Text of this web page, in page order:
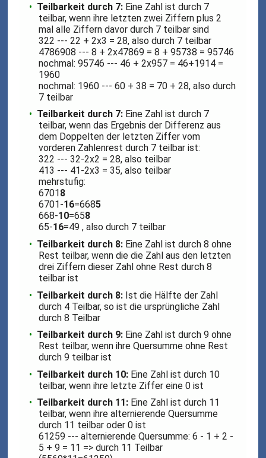
Teilbarkeit durch 7: Eine Zahl ist durch 7
teilbar, wenn ihre letzten zwei Ziffern plus 2
mal alle Ziffern davor durch 7 teilbar sind
322 --- 22 + 2x3 = 28, also durch 7 teilbar
4786908 --- 8 + 2x47869 = 8 + 95738 = 95746
nochmal: 95746 --- 46 + 2x957 = 46+1914 =
1960
nochmal: 1960 --- 60 + 38 = 70 + 28, also durch
7 teilbar
Teilbarkeit durch 7: Eine Zahl ist durch 7
teilbar, wenn das Ergebnis der Differenz aus
dem Doppelten der letzten Ziffer vom
vorderen Zahlenrest durch 7 teilbar ist:
322 --- 32-2x2 = 28, also teilbar
413 --- 41-2x3 = 35, also teilbar
mehrstufig:
6701 8
6701-16=6685
668-10=658
65-16=49 , also durch 7 teilbar
Teilbarkeit durch 8: Eine Zahl ist durch 8 ohne
Rest teilbar, wenn die die Zahl aus den letzten
drei Ziffern dieser Zahl ohne Rest durch 8
teilbar ist
Teilbarkeit durch 8: Ist die Hälfte der Zahl
durch 4 Teilbar, so ist die ursprüngliche Zahl
durch 8 Teilbar
Teilbarkeit durch 9: Eine Zahl ist durch 9 ohne
Rest teilbar, wenn ihre Quersumme ohne Rest
durch 9 teilbar ist
Teilbarkeit durch 10: Eine Zahl ist durch 10
teilbar, wenn ihre letzte Ziffer eine 0 ist
Teilbarkeit durch 11: Eine Zahl ist durch 11
teilbar, wenn ihre alternierende Quersumme
durch 11 teilbar oder 0 ist
61259 --- alternierende Quersumme: 6 - 1 + 2 -
5 + 9 = 11 => durch 11 Teilbar